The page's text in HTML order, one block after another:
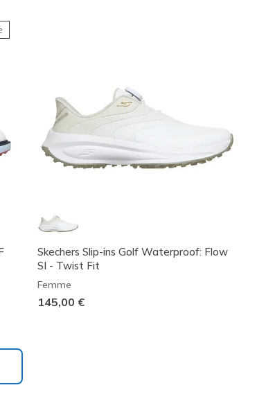
Skechers Slip-ins Golf Waterproof: Flow
SI - Twist Fit
Femme
145,00 €